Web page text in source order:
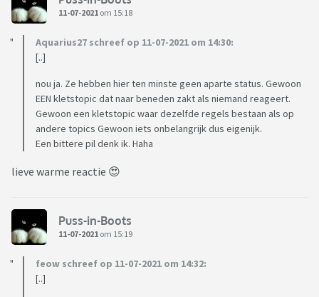
11-07-2021 om 15:18
Aquarius27 schreef op 11-07-2021 om 14:30:
[..]
nou ja. Ze hebben hier ten minste geen aparte status. Gewoon
EEN kletstopic dat naar beneden zakt als niemand reageert.
Gewoon een kletstopic waar dezelfde regels bestaan als op
andere topics Gewoon iets onbelangrijk dus eigenijk.
Een bittere pil denk ik. Haha
lieve warme reactie 😍
Puss-in-Boots
11-07-2021 om 15:19
feow schreef op 11-07-2021 om 14:32:
[..]